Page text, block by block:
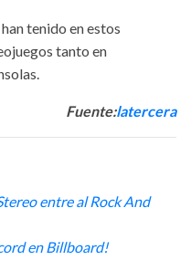
tenido en estos
tanto en
Fuente:latercera
entre al Rock And
en Billboard!